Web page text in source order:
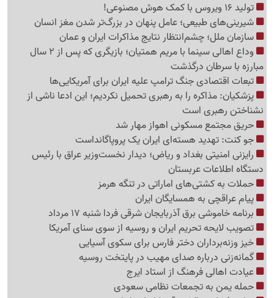
تولید 16 ویروس با کمک هوش مصنوعی!
شیرینی‌های طبیعی؛ عامل پنهان در بزرگ‌تر شدن مغز انسان
سازمان ملل؛ چشم‌انتظار نتایج مذاکرات ایران و عمان
وداع اهالی سینما با مریم همتیان؛ بازیگری که پس از 2 سال
مبارزه با سرطان درگذشت
تبعات اقتصادی جنگ ترامپ علیه ایران برای آمریکایی‌ها
پزشکیان: مذاکره را به رهبری تحمیل نکردیم؛ این ادعا ناشی از
نشناختن رهبری است
حریق مجتمع مسکونی اهواز مهار شد
جو کنت: تهدید هسته‌ای ایران یک پروپاگانداست
رایزنی امنیتی بغداد و ریاض؛ دیدار نخست‌وزیر عراق با رئیس
دستگاه اطلاعات عربستان
حملات به کشتی‌های اماراتی در تنگه هرمز
پیام عراقچی به همسایگان ایران
برنامه خاموشی برق آذربایجان شرقی فردا شنبه 17 مرداد
تصویب لایحه تحریم ایران و روسیه از سوی سنای آمریکا
خیز وزنه‌برداران دختر فارس برای سکوی آسیایی
گمانه‌زنی درباره صدای مهیب در پایتخت روسیه
عیادت اهالی فرهنگ از استاد ایرج
حمله یمن به تجمعات نظامی سعودی